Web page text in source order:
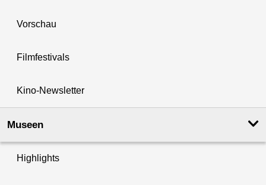
Vorschau
Filmfestivals
Kino-Newsletter
Museen
Highlights